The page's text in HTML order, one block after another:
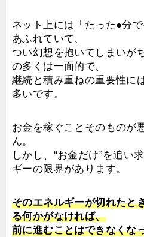
ネット上には「たった●分
あふれていて、
つい幻想を抱いてしまいが
の多くは一面的で、
継続と積み重ねの重要性に
多いです。
お金を稼ぐことそのものが
ん。
しかし、“お金だけ”を追い
ギーの限界があります。
そのエネルギーが切れたと
る何かがなければ、
前に進むことはできなくな